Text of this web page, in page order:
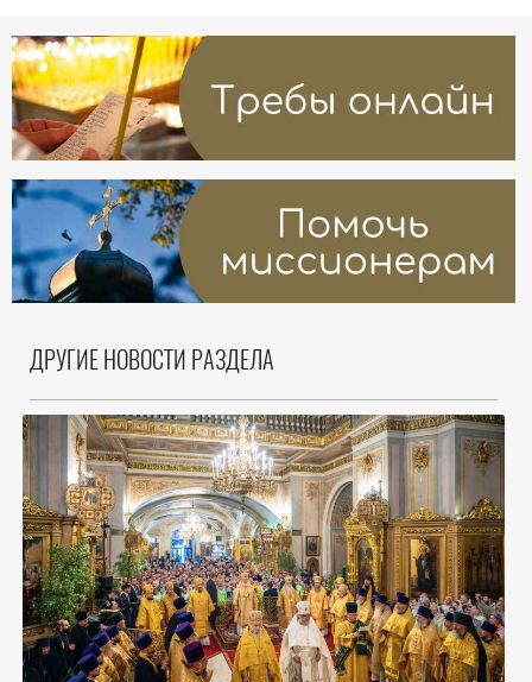
ДРУГИЕ НОВОСТИ РАЗДЕЛА